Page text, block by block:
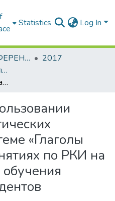
Statistics Log In
МАТЕРІАЛИ КОНФЕРЕНЦІЙ
2017
Новітні технології у викладанні мов іноземним студентам
К вопросу об использовании лексико-грамматических презентаций по теме «Глаголы движения» на занятиях по РКИ на начальном этапе обучения иностранных студентов
«Глаголы
по РКИ на